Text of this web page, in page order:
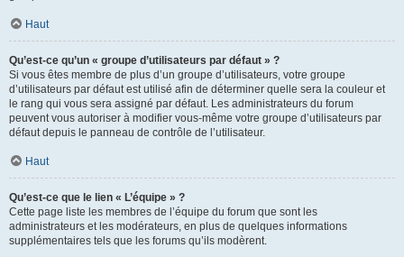
Haut
Qu’est-ce qu’un « groupe d’utilisateurs par défaut » ?
Si vous êtes membre de plus d’un groupe d’utilisateurs, votre groupe
d’utilisateurs par défaut est utilisé afin de déterminer quelle sera la couleur et
le rang qui vous sera assigné par défaut. Les administrateurs du forum
peuvent vous autoriser à modifier vous-même votre groupe d’utilisateurs par
défaut depuis le panneau de contrôle de l’utilisateur.
Haut
Qu’est-ce que le lien « L’équipe » ?
Cette page liste les membres de l’équipe du forum que sont les
administrateurs et les modérateurs, en plus de quelques informations
supplémentaires tels que les forums qu’ils modèrent.